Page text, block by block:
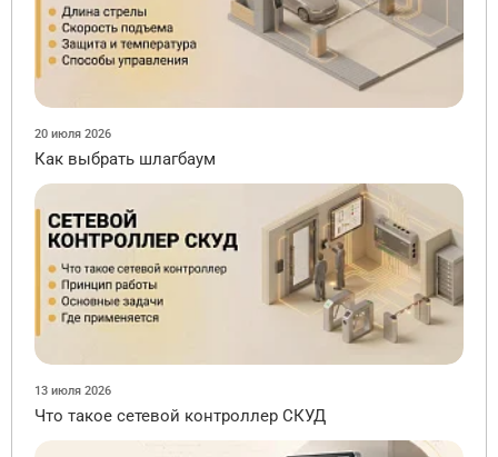
20 июля 2026
Как выбрать шлагбаум
13 июля 2026
Что такое сетевой контроллер СКУД